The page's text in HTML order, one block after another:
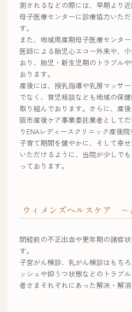
測されるなどの際には、早期より
母子医療センターに診療協力いた
す。
また、地域周産期母子医療センタ
医師による胎児心エコー外来や、
おり、胎児・新生児期のトラブル
おります。
産後には、授乳指導や乳房マッサ
でなく、育児相談なども地域の保
取り組んでおります。さらに、産
阪市産後ケア事業委託業者としてだ
りENAレディースクリニック産後院
子育て期間を健やかに、そして幸
いただけるように、当院が少しで
っております。
ウィメンズヘルスケア ～
閉経前の不正出血や更年期の諸症
す。
子宮がん検診、乳がん検診はもち
ッシュや抑うつ状態などのトラブ
者さまそれぞれにあった解決・解消